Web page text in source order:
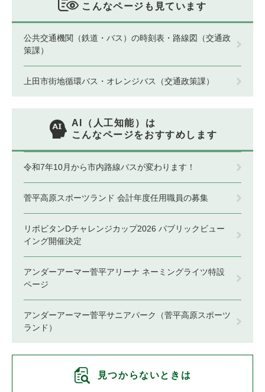
こんなページも見ています
公共交通機関（鉄道・バス）の時刻表・路線図（交通政
策課）
上田市街地循環バス・オレンジバス（交通政策課）
AI（人工知能）は
こんなページをおすすめします
令和7年10月から市内路線バスが変わります！
菅平高原スポーツランド 会計年度任用職員の募集
リポビタンDチャレンジカップ2026 パブリックビュー
イング開催決定
アンダーアーマー菅平アリーナ ネーミングライツ特設
ページ
アンダーアーマー菅平サニアパーク（菅平高原スポーツ
ランド）
見つからないときは